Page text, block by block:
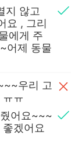
지 않고
요 , 그리
에게 주
어제 동물
우리 고
ㅠ
어요~~~
좋겠어요